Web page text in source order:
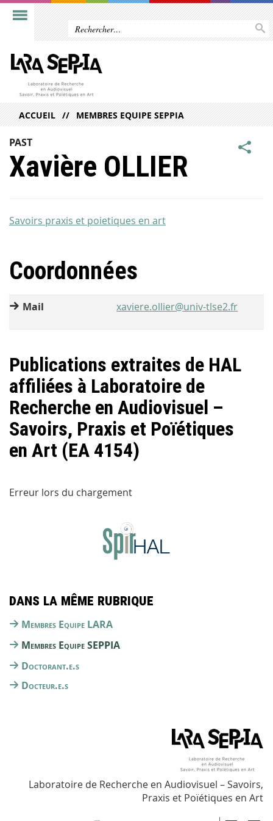
ACCUEIL MEMBRES EQUIPE SEPPIA
PAST
Xavière OLLIER
Savoirs praxis et poietiques en art
Coordonnées
Mail xaviere.ollier@univ-tlse2.fr
Publications extraites de HAL
affiliées à Laboratoire de
Recherche en Audiovisuel –
Savoirs, Praxis et Poïétiques
en Art (EA 4154)
Erreur lors du chargement
Dans la même rubrique
Membres Equipe LARA
Membres Equipe SEPPIA
Doctorant.e.s
Docteur.e.s
Laboratoire de Recherche en Audiovisuel – Savoirs,
Praxis et Poïétiques en Art